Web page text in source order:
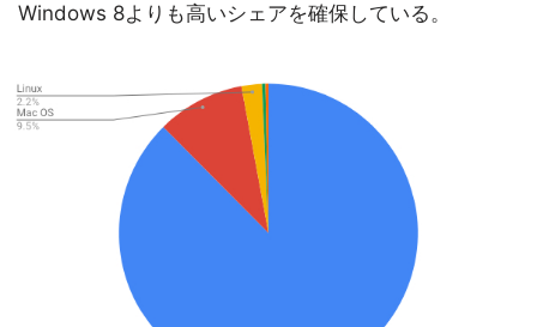
Windows 8よりも高いシェアを確保している。